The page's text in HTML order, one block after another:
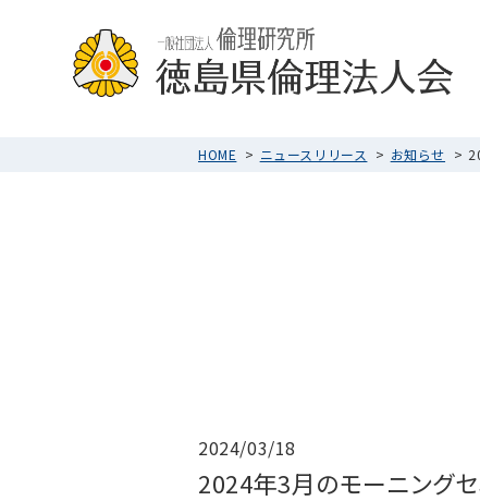
HOME ニュースリリース お知らせ
2024/03/18
2024年3月のモーニング